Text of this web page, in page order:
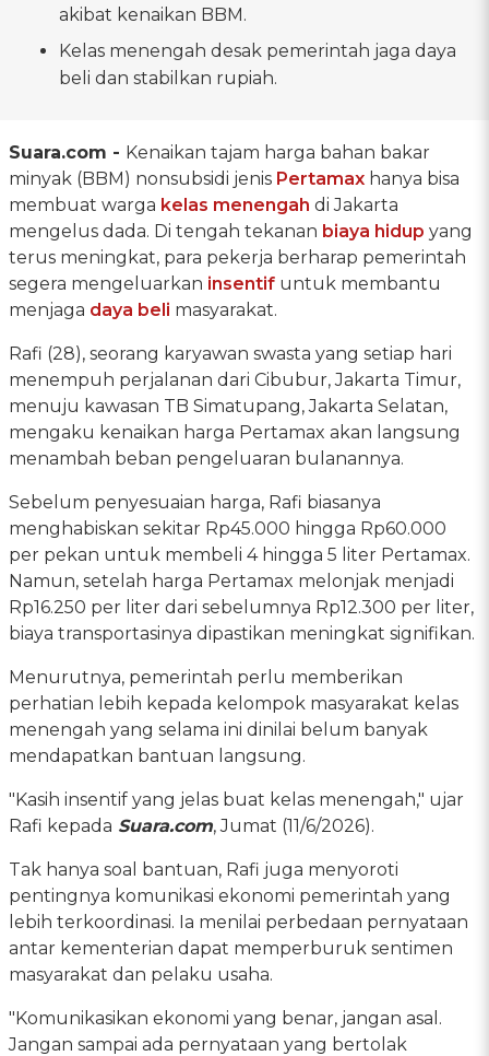
akibat kenaikan BBM.
Kelas menengah desak pemerintah jaga daya
beli dan stabilkan rupiah.
Suara.com - Kenaikan tajam harga bahan bakar
minyak (BBM) nonsubsidi jenis Pertamax hanya bisa
membuat warga kelas menengah di Jakarta
mengelus dada. Di tengah tekanan biaya hidup yang
terus meningkat, para pekerja berharap pemerintah
segera mengeluarkan insentif untuk membantu
menjaga daya beli masyarakat.
Rafi (28), seorang karyawan swasta yang setiap hari
menempuh perjalanan dari Cibubur, Jakarta Timur,
menuju kawasan TB Simatupang, Jakarta Selatan,
mengaku kenaikan harga Pertamax akan langsung
menambah beban pengeluaran bulanannya.
Sebelum penyesuaian harga, Rafi biasanya
menghabiskan sekitar Rp45.000 hingga Rp60.000
per pekan untuk membeli 4 hingga 5 liter Pertamax.
Namun, setelah harga Pertamax melonjak menjadi
Rp16.250 per liter dari sebelumnya Rp12.300 per liter,
biaya transportasinya dipastikan meningkat signifikan.
Menurutnya, pemerintah perlu memberikan
perhatian lebih kepada kelompok masyarakat kelas
menengah yang selama ini dinilai belum banyak
mendapatkan bantuan langsung.
"Kasih insentif yang jelas buat kelas menengah," ujar
Rafi kepada Suara.com, Jumat (11/6/2026).
Tak hanya soal bantuan, Rafi juga menyoroti
pentingnya komunikasi ekonomi pemerintah yang
lebih terkoordinasi. Ia menilai perbedaan pernyataan
antar kementerian dapat memperburuk sentimen
masyarakat dan pelaku usaha.
"Komunikasikan ekonomi yang benar, jangan asal.
Jangan sampai ada pernyataan yang bertolak